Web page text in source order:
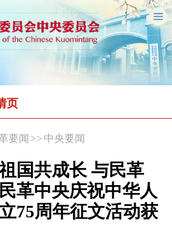
页
要闻 >> 中央要闻
国共成长 与民革
革中央庆祝中华人
75周年征文活动获